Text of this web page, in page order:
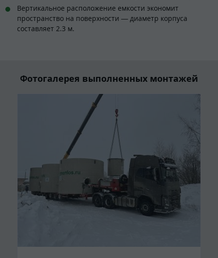
Вертикальное расположение емкости экономит
пространство на поверхности — диаметр корпуса
составляет 2.3 м.
Фотогалерея выполненных монтажей